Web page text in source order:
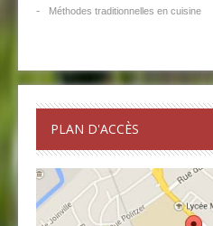
- Méthodes traditionnelles en cuisine
PLAN D'ACCÈS